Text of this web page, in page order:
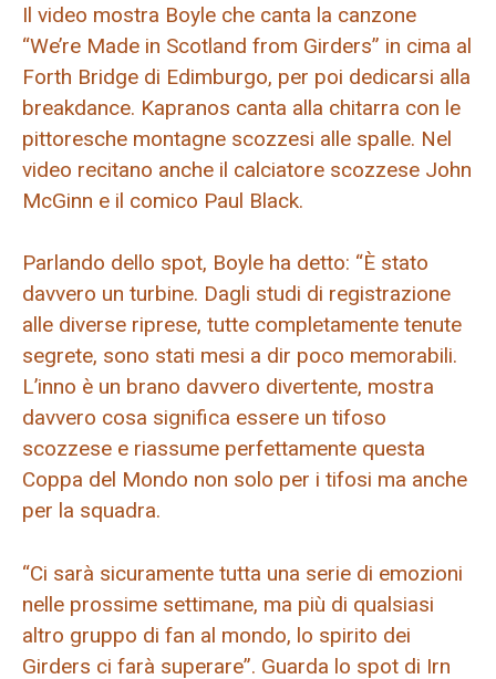
Il video mostra Boyle che canta la canzone
“We’re Made in Scotland from Girders” in cima al
Forth Bridge di Edimburgo, per poi dedicarsi alla
breakdance. Kapranos canta alla chitarra con le
pittoresche montagne scozzesi alle spalle. Nel
video recitano anche il calciatore scozzese John
McGinn e il comico Paul Black.
Parlando dello spot, Boyle ha detto: “È stato
davvero un turbine. Dagli studi di registrazione
alle diverse riprese, tutte completamente tenute
segrete, sono stati mesi a dir poco memorabili.
L’inno è un brano davvero divertente, mostra
davvero cosa significa essere un tifoso
scozzese e riassume perfettamente questa
Coppa del Mondo non solo per i tifosi ma anche
per la squadra.
“Ci sarà sicuramente tutta una serie di emozioni
nelle prossime settimane, ma più di qualsiasi
altro gruppo di fan al mondo, lo spirito dei
Girders ci farà superare”. Guarda lo spot di Irn